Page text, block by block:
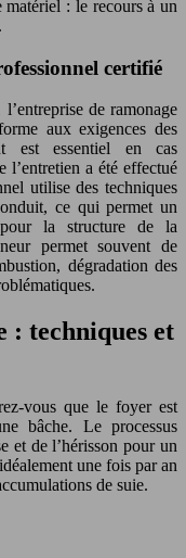
matériel : le recours à un
certifié
de ramonage
aux exigences des
est essentiel en cas
l’entretien a été effectué
utilise des techniques
ce qui permet un
la structure de la
permet souvent de
dégradation des
: techniques et
vous que le foyer est
bâche. Le processus
et de l’hérisson pour un
une fois par an
de suie.